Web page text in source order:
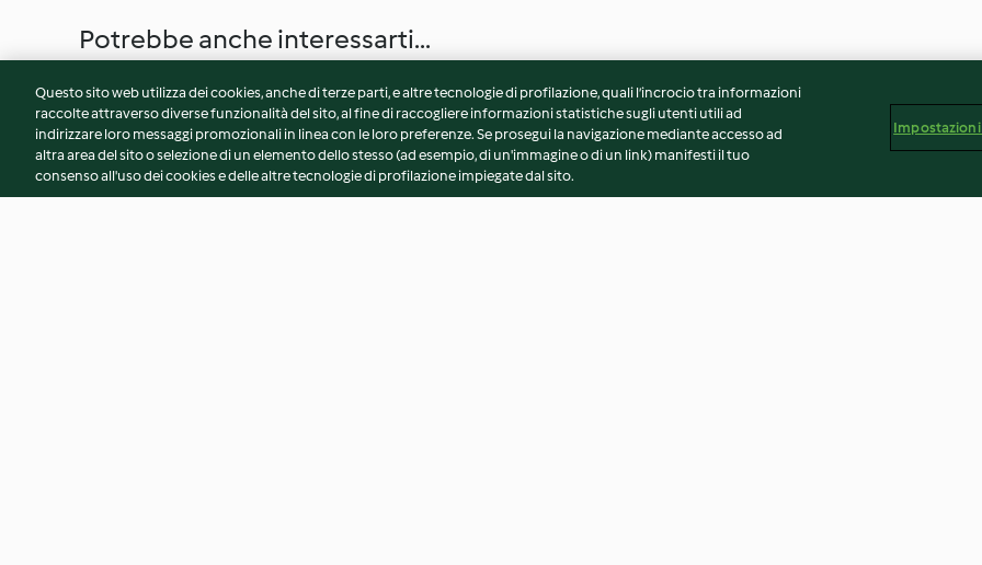
Potrebbe anche interessarti...
Questo sito web utilizza dei cookies, anche di terze parti, e altre tecnologie di profilazione, quali l’incrocio tra informazioni
raccolte attraverso diverse funzionalità del sito, al fine di raccogliere informazioni statistiche sugli utenti utili ad
indirizzare loro messaggi promozionali in linea con le loro preferenze. Se prosegui la navigazione mediante accesso ad
altra area del sito o selezione di un elemento dello stesso (ad esempio, di un'immagine o di un link) manifesti il tuo
consenso all'uso dei cookies e delle altre tecnologie di profilazione impiegate dal sito.